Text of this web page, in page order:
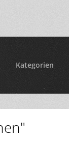
Kategorien